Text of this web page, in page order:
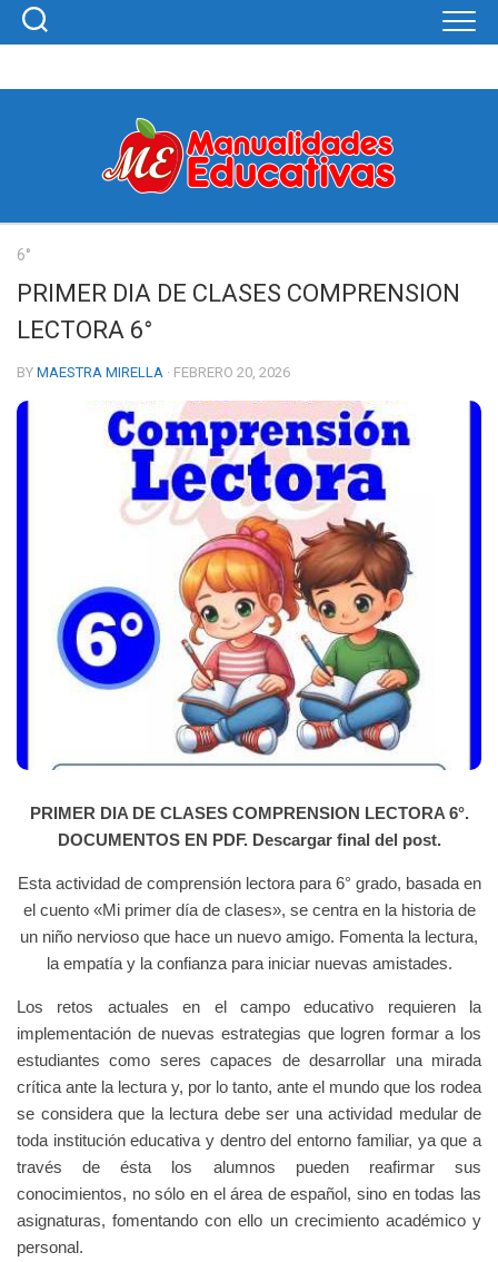
Skip
6°
PRIMER DIA DE CLASES COMPRENSION
LECTORA 6°
BY MAESTRA MIRELLA · FEBRERO 20, 2026
PRIMER DIA DE CLASES COMPRENSION LECTORA 6°.
DOCUMENTOS EN PDF. Descargar final del post.
Esta actividad de comprensión lectora para 6° grado, basada en
el cuento «Mi primer día de clases», se centra en la historia de
un niño nervioso que hace un nuevo amigo. Fomenta la lectura,
la empatía y la confianza para iniciar nuevas amistades.
Los retos actuales en el campo educativo requieren la
implementación de nuevas estrategias que logren formar a los
estudiantes como seres capaces de desarrollar una mirada
crítica ante la lectura y, por lo tanto, ante el mundo que los rodea
se considera que la lectura debe ser una actividad medular de
toda institución educativa y dentro del entorno familiar, ya que a
través de ésta los alumnos pueden reafirmar sus
conocimientos, no sólo en el área de español, sino en todas las
asignaturas, fomentando con ello un crecimiento académico y
personal.